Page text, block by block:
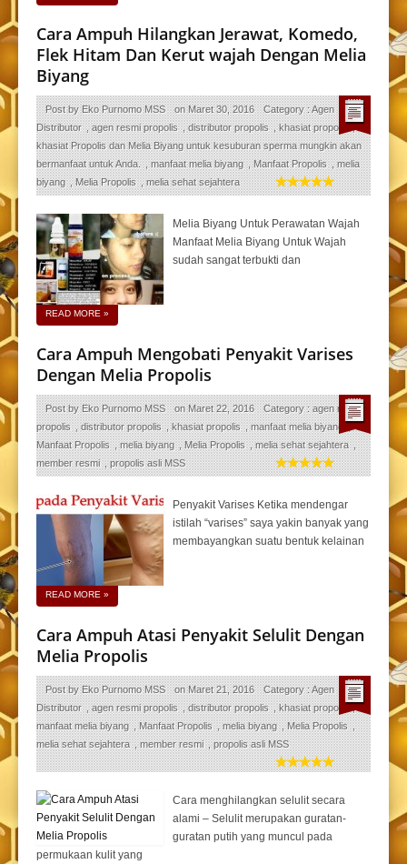
Cara Ampuh Hilangkan Jerawat, Komedo,
Flek Hitam Dan Kerut wajah Dengan Melia
Biyang
Post byEko Purnomo MSS onMaret 30, 2016 Category :Agen
Distributor ,agen resmi propolis ,distributor propolis ,khasiat propolis ,
khasiat Propolis dan Melia Biyang untuk kesuburan sperma mungkin akan
bermanfaat untuk Anda. ,manfaat melia biyang ,Manfaat Propolis ,melia
biyang ,Melia Propolis ,melia sehat sejahtera
Melia Biyang Untuk Perawatan Wajah
Manfaat Melia Biyang Untuk Wajah
sudah sangat terbukti dan
READ MORE »
Cara Ampuh Mengobati Penyakit Varises
Dengan Melia Propolis
Post byEko Purnomo MSS onMaret 22, 2016 Category :agen resmi
propolis ,distributor propolis ,khasiat propolis ,manfaat melia biyang
,
Manfaat Propolis ,melia biyang ,Melia Propolis ,melia sehat sejahtera ,
member resmi ,propolis asli MSS
Penyakit Varises Ketika mendengar
istilah “varises” saya yakin banyak yang
membayangkan suatu bentuk kelainan
READ MORE »
Cara Ampuh Atasi Penyakit Selulit Dengan
Melia Propolis
Post byEko Purnomo MSS onMaret 21, 2016 Category :Agen
Distributor ,agen resmi propolis ,distributor propolis ,khasiat propolis ,
manfaat melia biyang ,Manfaat Propolis ,melia biyang ,Melia Propolis ,
melia sehat sejahtera ,member resmi ,propolis asli MSS
Cara menghilangkan selulit secara
alami – Selulit merupakan guratan-
guratan putih yang muncul pada
permukaan kulit yang